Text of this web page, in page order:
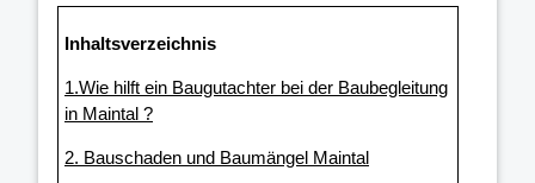
Inhaltsverzeichnis
1.Wie hilft ein Baugutachter bei der Baubegleitung
in Maintal ?
2. Bauschaden und Baumängel Maintal